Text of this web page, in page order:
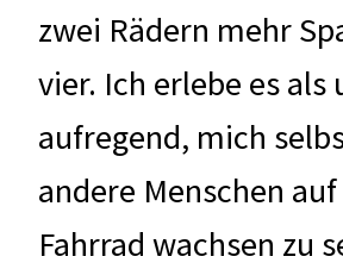
zwei Rädern mehr
vier. Ich erlebe es als
aufregend, mich
andere Menschen
Fahrrad wachsen zu